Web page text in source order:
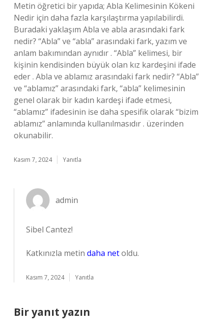
Metin öğretici bir yapıda; Abla Kelimesinin Kökeni
Nedir için daha fazla karşılaştırma yapılabilirdi.
Buradaki yaklaşım Abla ve abla arasındaki fark
nedir? “Abla” ve “abla” arasındaki fark, yazım ve
anlam bakımından aynıdır . “Abla” kelimesi, bir
kişinin kendisinden büyük olan kız kardeşini ifade
eder . Abla ve ablamız arasındaki fark nedir? “Abla”
ve “ablamız” arasındaki fark, “abla” kelimesinin
genel olarak bir kadın kardeşi ifade etmesi,
“ablamız” ifadesinin ise daha spesifik olarak “bizim
ablamız” anlamında kullanılmasıdır . üzerinden
okunabilir.
Kasım 7, 2024 Yanıtla
admin
Sibel Cantez!
Katkınızla metin daha netoldu.
Kasım 7, 2024 Yanıtla
Bir yanıt yazın